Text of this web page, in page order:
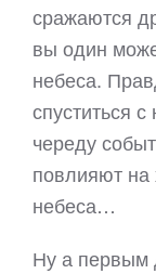
сражаются
вы один
небеса.
спуститься
череду
повлияют
небеса…
Ну а первым